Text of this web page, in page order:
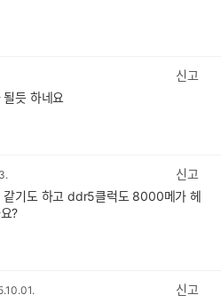
신고
듯 하네요
신고
같기도 하고 ddr5클럭도 8000메가 헤
?
신고